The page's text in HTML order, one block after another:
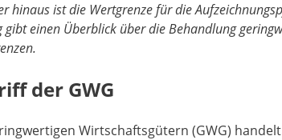
hinaus ist die Wertgrenze für die
gibt einen Überblick über die Behandlung
der GWG
Wirtschaftsgütern (GWG)